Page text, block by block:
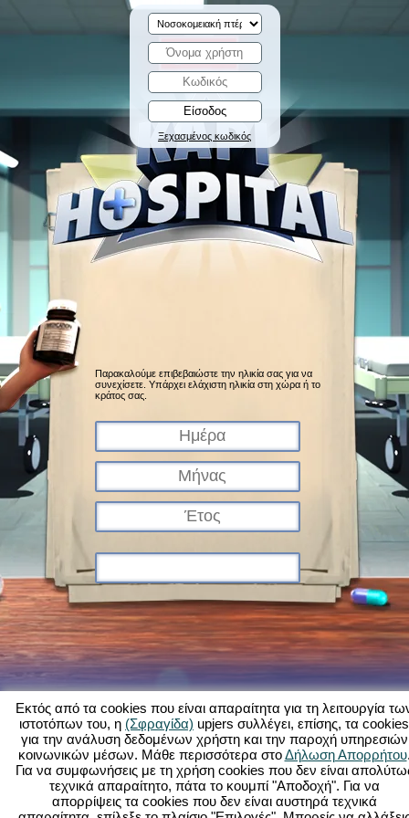
Ξεχασμένος κωδικός
Παρακαλούμε επιβεβαιώστε την ηλικία σας για να
συνεχίσετε. Υπάρχει ελάχιστη ηλικία στη χώρα ή το
κράτος σας.
Τι είναι το Kapi Hospital; Ιστορία Χαρακτηριστικά Εικόνες
Κανόνες
Φόρουμ
Όροι χρήσης Προστασία δεδομένων
Νομικά στοιχεία
Υποστήριξη Πελατών
Παιχνίδια φυλλομετρητή - Upjers.com
Διαχείριση Cookies
Εκτός από τα cookies που είναι απαραίτητα για τη λειτουργία
ιστοτόπων του, η (Σφραγίδα) upjers συλλέγει, επίσης, τα cookies
για την ανάλυση δεδομένων χρήστη και την παροχή υπηρεσιών
κοινωνικών μέσων. Μάθε περισσότερα στοΔήλωση Απορρήτου
Για να συμφωνήσεις με τη χρήση cookies που δεν είναι
τεχνικά απαραίτητο, πάτα το κουμπί "Αποδοχή". Για να
απορρίψεις τα cookies που δεν είναι αυστηρά τεχνικά